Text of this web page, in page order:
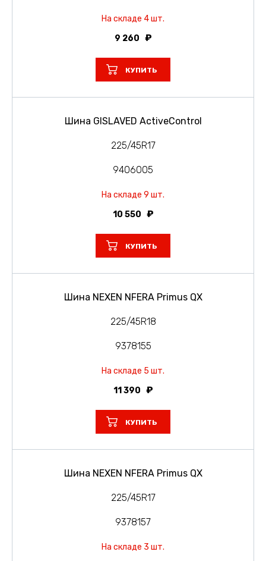
На складе 4 шт.
9 260
КУПИТЬ
Шина GISLAVED ActiveControl
225/45R17
9406005
На складе 9 шт.
10 550
КУПИТЬ
Шина NEXEN NFERA Primus QX
225/45R18
9378155
На складе 5 шт.
11 390
КУПИТЬ
Шина NEXEN NFERA Primus QX
225/45R17
9378157
На складе 3 шт.